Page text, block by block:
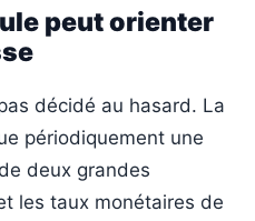
peut orienter
décidé au hasard. La
périodiquement une
deux grandes
les taux monétaires de